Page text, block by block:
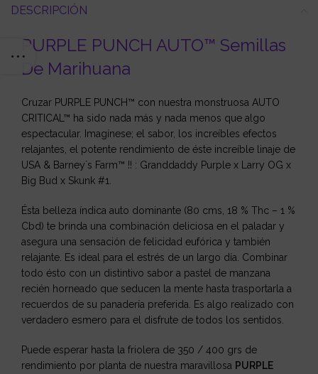
DESCRIPCIÓN
PURPLE PUNCH AUTO™ Semillas
De Marihuana
Cruzar PURPLE PUNCH™ con nuestra monstruosa AUTO
CRITICAL™ ha sido nada más y nada menos que algo
espectacular. Imagínese; el sabor, los increíbles efectos
relajantes, el potente rendimiento de éste increíble linaje de
USA & Barney´s Farm™ !! : Granddaddy Purple x Larry OG x
Big Bud x Skunk #1.
Ésta belleza índica auto dominante (80 cms, 18 % Thc – 1 %
Cbd) te brinda una combinación deliciosa en el paladar y
asegura una sensación de felicidad eufórica y también
relajante. Es ideal para el estrés de un largo día. Combinar
todo ésto con un distintivo sabor a pastel de manzana
recién horneado que seducen la mente hasta trasportarla a
recuerdos de su panadería preferida. Es algo realizado con
verdadero esmero para el disfrute de todos los sentidos.
Puede esperar hasta la friolera de 350 / 400 grs de
rendimiento por planta de nuestra maravillosa PURPLE